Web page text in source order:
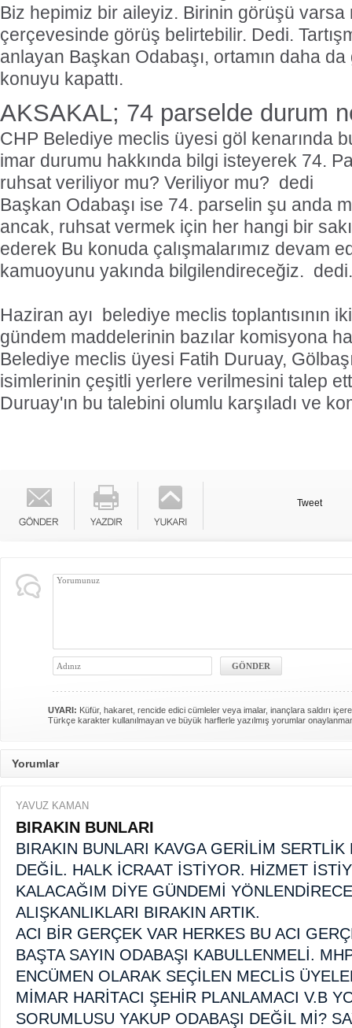
Biz hepimiz bir aileyiz. Birinin görüşü
çerçevesinde görüş belirtebilir. Dedi.
anlayan Başkan Odabaşı, ortamın daha
konuyu kapattı.
AKSAKAL; 74 parselde durum
CHP Belediye meclis üyesi göl kenarında
imar durumu hakkında bilgi isteyerek 74.
ruhsat veriliyor mu? Veriliyor mu?  dedi
Başkan Odabaşı ise 74. parselin şu anda
ancak, ruhsat vermek için her hangi bir
ederek Bu konuda çalışmalarımız devam
kamuoyunu yakında bilgilendireceğiz.  dedi.
Haziran ayı belediye meclis toplantısının
gündem maddelerinin bazılar komisyona
Belediye meclis üyesi Fatih Duruay,
isimlerinin çeşitli yerlere verilmesini talep
Duruay'ın bu talebini olumlu karşıladı ve
Tweet
UYARI: Küfür, hakaret, rencide edici cümleler veya imalar, inançlara saldırı
Türkçe karakter kullanılmayan ve büyük harflerle yazılmış yorumlar
Yorumlar
YAVUZ KAMAN
BIRAKIN BUNLARI
BIRAKIN BUNLARI KAVGA GERİLİM
DEĞİL. HALK İCRAAT İSTİYOR. HİZMET
KALACAĞIM DİYE GÜNDEMİ
ALIŞKANLIKLARI BIRAKIN ARTIK.
ACI BİR GERÇEK VAR HERKES BU ACI
BAŞTA SAYIN ODABAŞI KABULLENMELİ.
ENCÜMEN OLARAK SEÇİLEN MECLİS
MİMAR HARİTACI ŞEHİR PLANLAMACI V.B
SORUMLUSU YAKUP ODABAŞI DEĞİL Mİ?